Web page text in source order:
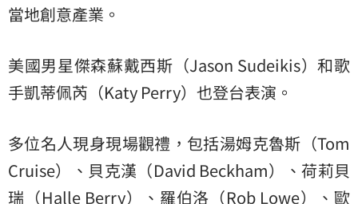
當地創意產業。
美國男星傑森蘇戴西斯（Jason Sudeikis）和歌
手凱蒂佩芮（Katy Perry）也登台表演。
多位名人現身現場觀禮，包括湯姆克魯斯（Tom
Cruise）、貝克漢（David Beckham）、荷莉貝
瑞（Halle Berry）、羅伯洛（Rob Lowe）、歐